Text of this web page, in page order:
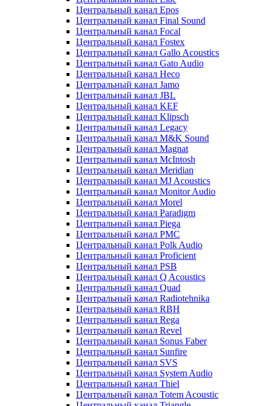
Центральный канал Epos
Центральный канал Final Sound
Центральный канал Focal
Центральный канал Fostex
Центральный канал Gallo Acoustics
Центральный канал Gato Audio
Центральный канал Heco
Центральный канал Jamo
Центральный канал JBL
Центральный канал KEF
Центральный канал Klipsch
Центральный канал Legacy
Центральный канал M&K Sound
Центральный канал Magnat
Центральный канал McIntosh
Центральный канал Meridian
Центральный канал MJ Acoustics
Центральный канал Monitor Audio
Центральный канал Morel
Центральный канал Paradigm
Центральный канал Piega
Центральный канал PMC
Центральный канал Polk Audio
Центральный канал Proficient
Центральный канал PSB
Центральный канал Q Acoustics
Центральный канал Quad
Центральный канал Radiotehnika
Центральный канал RBH
Центральный канал Rega
Центральный канал Revel
Центральный канал Sonus Faber
Центральный канал Sunfire
Центральный канал SVS
Центральный канал System Audio
Центральный канал Thiel
Центральный канал Totem Acoustic